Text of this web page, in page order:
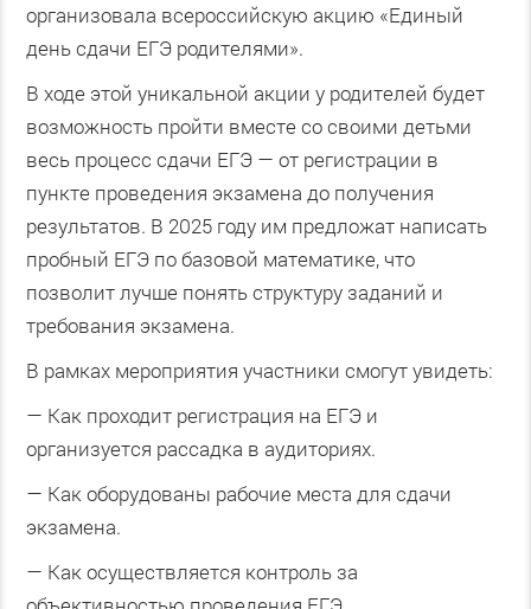
организовала всероссийскую акцию «Единый
день сдачи ЕГЭ родителями».
В ходе этой уникальной акции у родителей будет
возможность пройти вместе со своими детьми
весь процесс сдачи ЕГЭ — от регистрации в
пункте проведения экзамена до получения
результатов. В 2025 году им предложат написать
пробный ЕГЭ по базовой математике, что
позволит лучше понять структуру заданий и
требования экзамена.
В рамках мероприятия участники смогут увидеть:
— Как проходит регистрация на ЕГЭ и
организуется рассадка в аудиториях.
— Как оборудованы рабочие места для сдачи
экзамена.
— Как осуществляется контроль за